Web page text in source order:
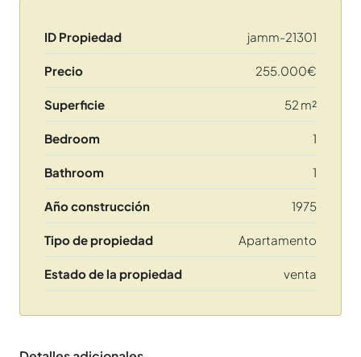
ID Propiedad jamm-21301
Precio 255.000€
Superficie 52 m²
Bedroom 1
Bathroom 1
Año construcción 1975
Tipo de propiedad Apartamento
Estado de la propiedad venta